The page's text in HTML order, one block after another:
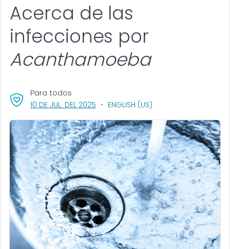
Acerca de las
infecciones por
Acanthamoeba
10 DE JUL. DEL 2025 , VISIT LINK FOR DETAILS.
ENGLISH (US)
Para todos